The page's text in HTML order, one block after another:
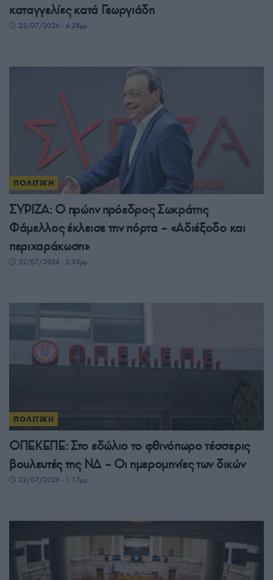
καταγγελίες κατά Γεωργιάδη
22/07/2026 - 4:28μμ
ΠΟΛΙΤΙΚΗ
ΣΥΡΙΖΑ: Ο πρώην πρόεδρος Σωκράτης
Φάμελλος έκλεισε την πόρτα – «Αδιέξοδο και
περιχαράκωση»
22/07/2026 - 2:53μμ
ΠΟΛΙΤΙΚΗ
ΟΠΕΚΕΠΕ: Στο εδώλιο το φθινόπωρο τέσσερις
βουλευτές της ΝΔ – Οι ημερομηνίες των δικών
22/07/2026 - 1:17μμ